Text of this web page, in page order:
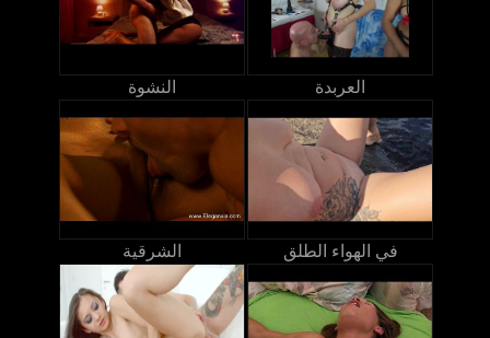
النشوة العربدة
الشرقية في الهواء الطلق